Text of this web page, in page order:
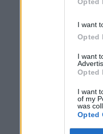
I want
Opted
I want
Opted
I want
of my
was
Opted